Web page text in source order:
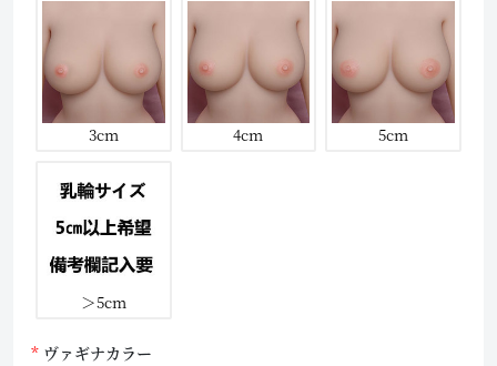
3cm 4cm 5cm
＞5cm
ヴァギナカラー